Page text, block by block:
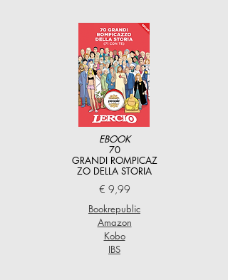
EBOOK
70
GRANDI ROMPICAZ
ZO DELLA STORIA
€ 9,99
Bookrepublic
Amazon
Kobo
IBS